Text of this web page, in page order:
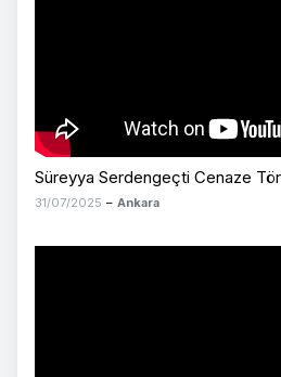
Süreyya Serdengeçti Cenaze
31/07/2025 – Ankara